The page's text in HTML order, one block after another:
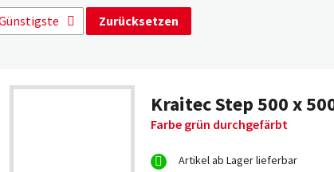
Günstigste
Teuerste
Zurücksetzen
Kraitec Step 500 x
Farbe grün durchgefärbt
Artikel ab Lager lieferbar